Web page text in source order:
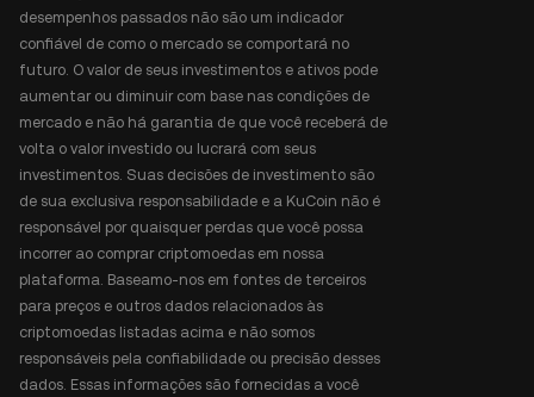
desempenhos passados não são um indicador
confiável de como o mercado se comportará no
futuro. O valor de seus investimentos e ativos pode
aumentar ou diminuir com base nas condições de
mercado e não há garantia de que você receberá de
volta o valor investido ou lucrará com seus
investimentos. Suas decisões de investimento são
de sua exclusiva responsabilidade e a KuCoin não é
responsável por quaisquer perdas que você possa
incorrer ao comprar criptomoedas em nossa
plataforma. Baseamo-nos em fontes de terceiros
para preços e outros dados relacionados às
criptomoedas listadas acima e não somos
responsáveis pela confiabilidade ou precisão desses
dados. Essas informações são fornecidas a você